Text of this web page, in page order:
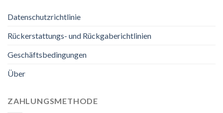
Datenschutzrichtlinie
Rückerstattungs- und Rückgaberichtlinien
Geschäftsbedingungen
Über
ZAHLUNGSMETHODE